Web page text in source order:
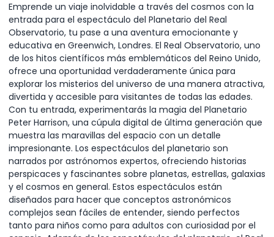
Emprende un viaje inolvidable a través del cosmos con la
entrada para el espectáculo del Planetario del Real
Observatorio, tu pase a una aventura emocionante y
educativa en Greenwich, Londres. El Real Observatorio, uno
de los hitos científicos más emblemáticos del Reino Unido,
ofrece una oportunidad verdaderamente única para
explorar los misterios del universo de una manera atractiva,
divertida y accesible para visitantes de todas las edades.
Con tu entrada, experimentarás la magia del Planetario
Peter Harrison, una cúpula digital de última generación que
muestra las maravillas del espacio con un detalle
impresionante. Los espectáculos del planetario son
narrados por astrónomos expertos, ofreciendo historias
perspicaces y fascinantes sobre planetas, estrellas, galaxias
y el cosmos en general. Estos espectáculos están
diseñados para hacer que conceptos astronómicos
complejos sean fáciles de entender, siendo perfectos
tanto para niños como para adultos con curiosidad por el